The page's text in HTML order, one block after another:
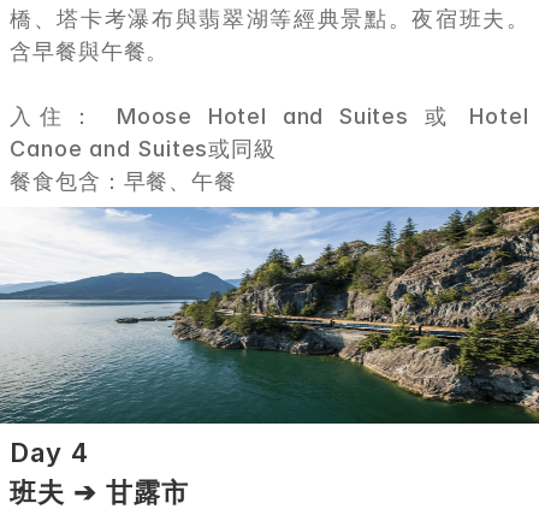
橋、塔卡考瀑布與翡翠湖等經典景點。夜宿班夫。
含早餐與午餐。
入住： Moose Hotel and Suites 或 Hotel
Canoe and Suites或同級
餐食包含：早餐、午餐
Day 4
班夫 ➔ 甘露市